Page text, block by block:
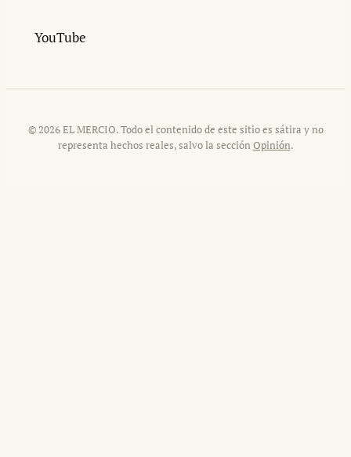
YouTube
© 2026 EL MERCIO. Todo el contenido de este sitio es sátira y no
representa hechos reales, salvo la secciónOpinión.